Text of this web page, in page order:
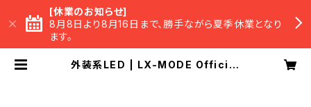
[休業のお知らせ]
8月8日より8月16日まで、勝手ながら夏季休業となり
ます。
外装系LED | LX-MODE Official